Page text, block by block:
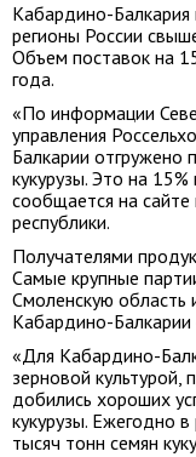
Кабардино-Балкария
регионы России
Объем поставок на
года.
«По информации
управления
Балкарии отгружено
кукурузы. Это на
сообщается на сайте
республики.
Получателями
Самые крупные
Смоленскую область
Кабардино-Балкарии
«Для Кабардино-
зерновой культурой,
добились хороших
кукурузы. Ежегодно
тысяч тонн семян